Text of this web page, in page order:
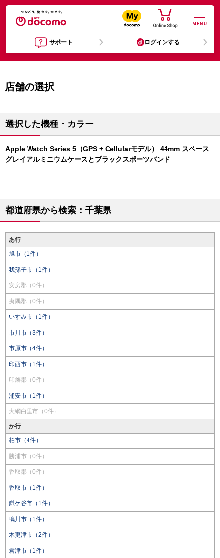
MENU
サポート ログインする
店舗の選択
選択した機種・カラー
Apple Watch Series 5（GPS + Cellularモデル） 44mm スペース
グレイアルミニウムケースとブラックスポーツバンド
都道府県から検索：千葉県
あ行
旭市（1件）
我孫子市（1件）
安房郡（0件）
夷隅郡（0件）
いすみ市（1件）
市川市（3件）
市原市（4件）
印西市（1件）
印旛郡（0件）
浦安市（1件）
大網白里市（0件）
か行
柏市（4件）
勝浦市（0件）
香取郡（0件）
香取市（1件）
鎌ケ谷市（1件）
鴨川市（1件）
木更津市（2件）
君津市（1件）